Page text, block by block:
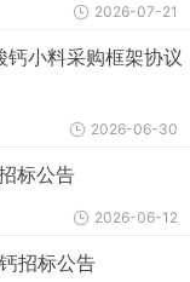
2026-07-21
小料采购框架协议
2026-06-30
标公告
2026-06-12
招标公告